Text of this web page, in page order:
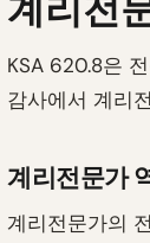
KSA 620.8은
감사에서 계리
계리전문가
계리전문가의